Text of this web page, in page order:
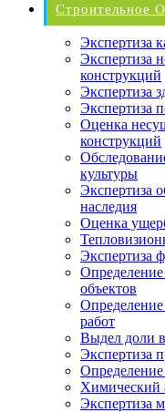
Строительное
Экспертиза
Экспертиза
конструкций
Экспертиза
Экспертиза
Оценка
конструкций
культуры
Экспертиза
наследия
Оценка
Экспертиза
объектов
Определение
работ
Выдел доли
Экспертиза
Химический
Экспертиза